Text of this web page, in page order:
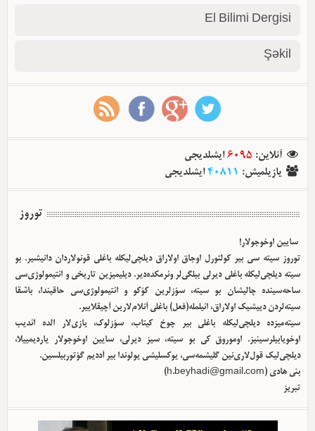
El Bilimi Dergisi
Şəkil
آنلاین:
6095ایشلدیجی
یازیلمیش:
40811ایشلدیجی
توروز
سایین اوخوجولار!
توروز سیته سی بیر کولتورل اوجاق اولا‌راق دیلچی‌لیکله باغلی قونولاردان دانیشیر. بو
سیته دیلچی‌لیکله باغلی دیرلی بیلگی‌لر وئرمکده‌دیر. دیلیمیزین تاریخی و ائتیمولوژی‌سی
ساحه‌سینده چالیشان بو سیته، سؤزلرین کؤکو و ائتیمولوژی‌سی حاقیندا، باشقا
سیته‌لردن دییشیک اولا‌راق، ائیلمله(فعل) باغلی آنلام‌لارین آچیقلاییر.
سیته‌میزده دیلچی‌لیکله باغلی بیر چوخ کیتاب، سؤزلوک، یازی‌لار الده ائدیب
اوخویابیلرسینیز. اوموروق کی بو سیته، سیز دیرلی، سایین اوخوجولار یاردیمییلا،
دیلچی‌لیک قول‌لاری‌نین گلیشمه‌سی، یوکسلیشی یولوندا بیر آددیم گؤتوربیلسین.
بئی هادی (h.beyhadi@gmail.com
)
تبریز